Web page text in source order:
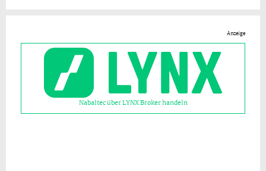
Anzeige
Nabaltec über LYNX Broker handeln